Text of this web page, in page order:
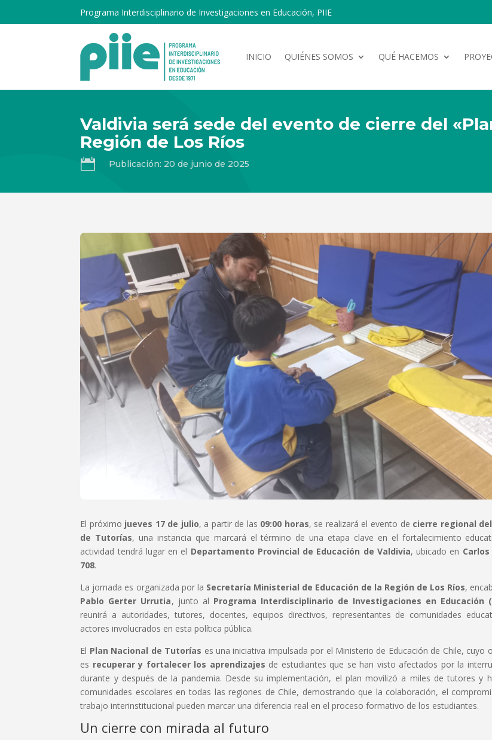
Programa Interdisciplinario de Investigaciones en Educación, PIIE
INICIO QUIÉNES SOMOS QUÉ HACEMOS
Valdivia será sede del evento de cierre del
Región de Los Ríos
 Publicación: 20 de junio de 2025
El próximo jueves 17 de julio, a partir de las 09:00 horas, se realizará el evento de cierre regional
de Tutorías, una instancia que marcará el término de una etapa clave en el fortalecimiento
actividad tendrá lugar en el Departamento Provincial de Educación de Valdivia, ubicado en
708.
La jornada es organizada por la Secretaría Ministerial de Educación de la Región de Los Ríos,
Pablo Gerter Urrutia, junto al Programa Interdisciplinario de Investigaciones en Educación
reunirá a autoridades, tutores, docentes, equipos directivos, representantes de comunidades
actores involucrados en esta política pública.
El Plan Nacional de Tutorías es una iniciativa impulsada por el Ministerio de Educación de Chile, cuyo
es recuperar y fortalecer los aprendizajes de estudiantes que se han visto afectados por la
durante y después de la pandemia. Desde su implementación, el plan movilizó a miles de tutores y
comunidades escolares en todas las regiones de Chile, demostrando que la colaboración, el
trabajo interinstitucional pueden marcar una diferencia real en el proceso formativo de los estudiantes.
Un cierre con mirada al futuro